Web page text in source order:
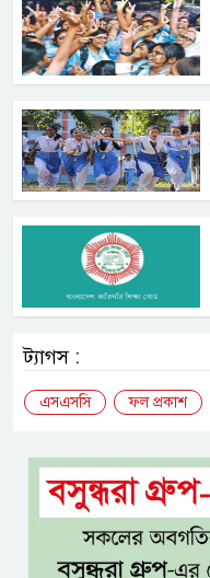
ট্যাগস :
এসএসসি ফল প্রকাশ